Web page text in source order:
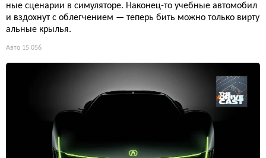
ные сценарии в симуляторе. Наконец-то учебные автомобил
и вздохнут с облегчением — теперь бить можно только вирту
альные крылья.
Авто 15 056